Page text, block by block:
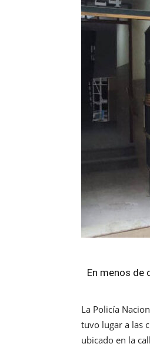
En menos de
La Policía
tuvo lugar a las
ubicado en la